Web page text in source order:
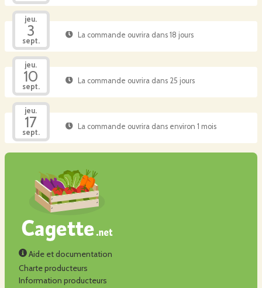
jeu.
3
sept.
La commande ouvrira dans 18 jours
jeu.
10
sept.
La commande ouvrira dans 25 jours
jeu.
17
sept.
La commande ouvrira dans environ 1 mois
Aide et documentation
Charte producteurs
Information producteurs